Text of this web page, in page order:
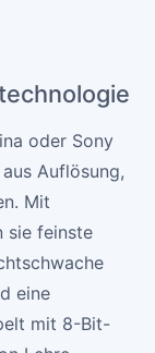
oder Sony
Auflösung,
Mit
sie feinste
eine
mit 8-Bit-